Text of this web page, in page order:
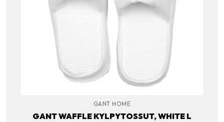
GANT HOME
GANT WAFFLE KYLPYTOSSUT, WHITE L